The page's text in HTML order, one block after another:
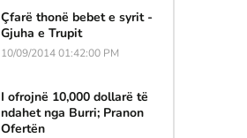
Çfarë thonë bebet e syrit -
Gjuha e Trupit
10/09/2014 01:42:00 PM
I ofrojnë 10,000 dollarë të
ndahet nga Burri; Pranon
Ofertën